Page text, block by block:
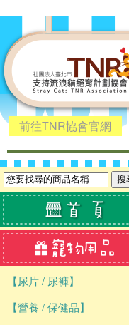
前往TNR協會官網
【尿片 / 尿褲】
【營養 / 保健品】